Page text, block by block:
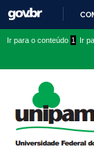
conteúdo
menu
superior
menu
Ir para o conteúdo 1 Ir